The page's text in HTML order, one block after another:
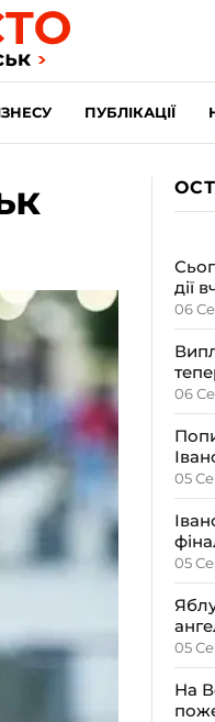
ПУБЛІКАЦІЇ
дії
06
06
05
05
05
На